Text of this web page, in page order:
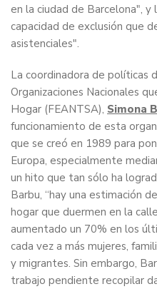
en la ciudad de Barcelona",
capacidad de exclusión que
asistenciales".
La coordinadora de políticas
Organizaciones Nacionales
Hogar (FEANTSA), Simona
funcionamiento de esta
que se creó en 1989 para
Europa, especialmente
un hito que tan sólo ha
Barbu, “hay una estimación
hogar que duermen en la
aumentado un 70% en los
cada vez a más mujeres,
y migrantes. Sin embargo,
trabajo pendiente recopilar